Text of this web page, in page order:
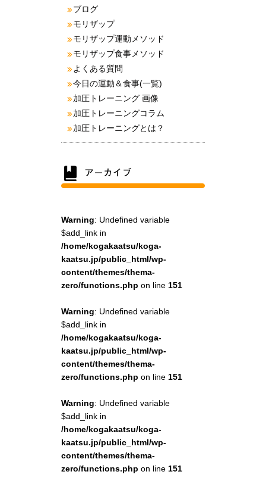
ブログ
モリザップ
モリザップ運動メソッド
モリザップ食事メソッド
よくある質問
今日の運動＆食事(一覧)
加圧トレーニング 画像
加圧トレーニングコラム
加圧トレーニングとは？
Warning: Undefined variable
$add_link in
/home/kogakaatsu/koga-
kaatsu.jp/public_html/wp-
content/themes/thema-
zero/functions.php on line 151
Warning: Undefined variable
$add_link in
/home/kogakaatsu/koga-
kaatsu.jp/public_html/wp-
content/themes/thema-
zero/functions.php on line 151
Warning: Undefined variable
$add_link in
/home/kogakaatsu/koga-
kaatsu.jp/public_html/wp-
content/themes/thema-
zero/functions.php on line 151